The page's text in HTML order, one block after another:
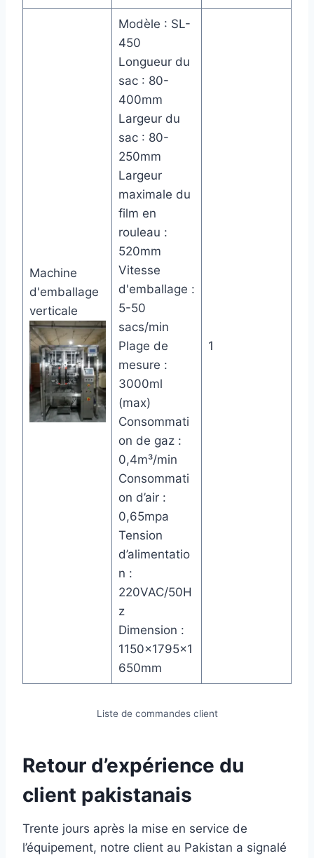
Machine
d'emballage
verticale
Modèle : SL-
450
Longueur du
sac : 80-
400mm
Largeur du
sac : 80-
250mm
Largeur
maximale du
film en
rouleau :
520mm
Vitesse
d'emballage :
5-50
sacs/min
Plage de
mesure :
3000ml
(max)
Consommati
on de gaz :
0,4m³/min
Consommati
on d’air :
0,65mpa
Tension
d’alimentatio
n :
220VAC/50H
z
Dimension :
1150×1795×1
650mm
1
Liste de commandes client
Retour d’expérience du
client pakistanais
Trente jours après la mise en service de
l’équipement, notre client au Pakistan a signalé